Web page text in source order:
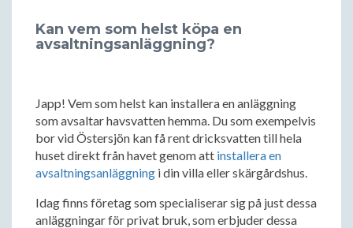
Kan vem som helst köpa en
avsaltningsanläggning?
Japp! Vem som helst kan installera en anläggning
som avsaltar havsvatten hemma. Du som exempelvis
bor vid Östersjön kan få rent dricksvatten till hela
huset direkt från havet genom att installera en
avsaltningsanläggning i din villa eller skärgårdshus.
Idag finns företag som specialiserar sig på just dessa
anläggningar för privat bruk, som erbjuder dessa